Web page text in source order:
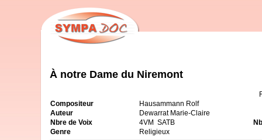
À notre Dame du Niremont
Compositeur
Hausammann Rolf
Auteur
Dewarrat Marie-Claire
Nbre de Voix
4VM SATB
Genre
Religieux